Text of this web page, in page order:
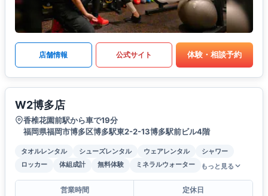
店舗情報 公式サイト 体験・相談予約
W2博多店
香椎花園前駅から車で19分
福岡県福岡市博多区博多駅東2-2-13博多駅前ビル4階
タオルレンタル シューズレンタル ウェアレンタル
シャワー
ロッカー
体組成計 無料体験 ミネラルウォーター もっと見る
営業時間
定休日